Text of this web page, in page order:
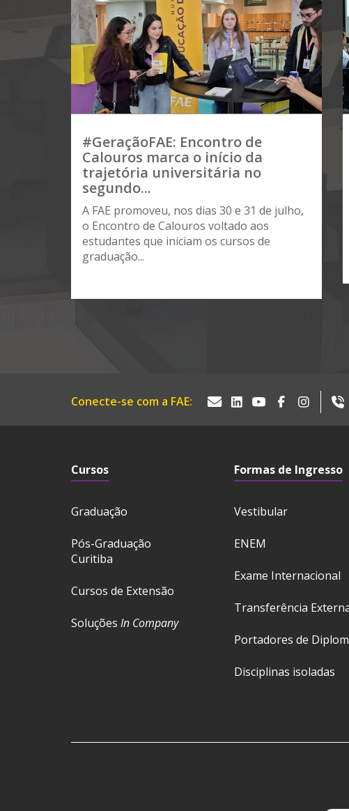
#GeraçãoFAE: Encontro de
Calouros marca o início da
trajetória universitária no
segundo...
A FAE promoveu, nos dias 30 e 31 de julho,
o Encontro de Calouros voltado aos
estudantes que iniciam os cursos de
graduação...
Conecte-se com a FAE:
Cursos
Graduação
Pós-Graduação
Curitiba
Cursos de Extensão
Soluções In Company
Formas de Ingresso
Vestibular
ENEM
Exame Internacional
Transferência
Portadores de
Disciplinas isoladas